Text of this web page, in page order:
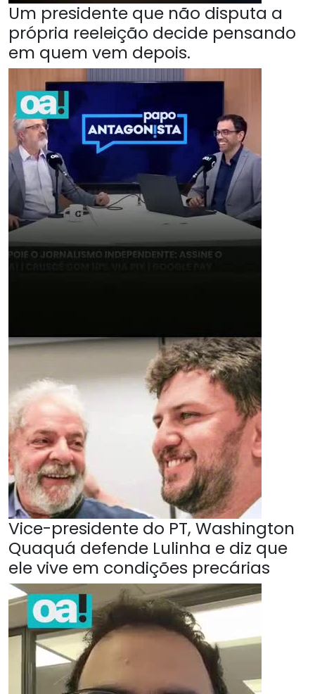
Um presidente que não disputa a
própria reeleição decide pensando
em quem vem depois.
Vice-presidente do PT, Washington
Quaquá defende Lulinha e diz que
ele vive em condições precárias